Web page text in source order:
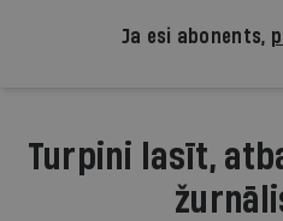
Ja esi abonents,
Turpini lasīt,